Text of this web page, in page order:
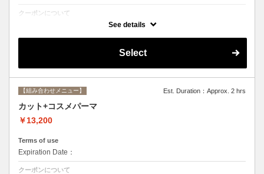
クーポンについて
カットと根元２cmまでのカラー。シャンプー、ブロー込み
See details
Select
【組み合わせメニュー】 Est. Duration：Approx. 2 hrs
カット+コスメパーマ
￥13,200
Terms of use
Expiration Date：
クーポンについて